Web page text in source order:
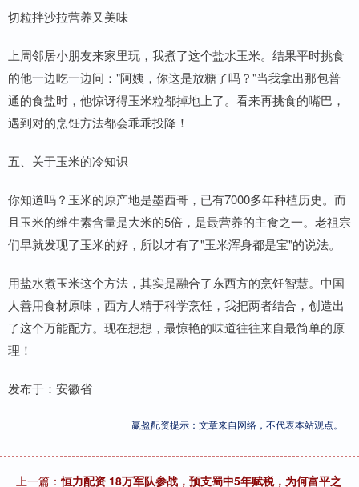
切粒拌沙拉营养又美味
上周邻居小朋友来家里玩，我煮了这个盐水玉米。结果平时挑食
的他一边吃一边问："阿姨，你这是放糖了吗？"当我拿出那包普
通的食盐时，他惊讶得玉米粒都掉地上了。看来再挑食的嘴巴，
遇到对的烹饪方法都会乖乖投降！
五、关于玉米的冷知识
你知道吗？玉米的原产地是墨西哥，已有7000多年种植历史。而
且玉米的维生素含量是大米的5倍，是最营养的主食之一。老祖宗
们早就发现了玉米的好，所以才有了"玉米浑身都是宝"的说法。
用盐水煮玉米这个方法，其实是融合了东西方的烹饪智慧。中国
人善用食材原味，西方人精于科学烹饪，我把两者结合，创造出
了这个万能配方。现在想想，最惊艳的味道往往来自最简单的原
理！
发布于：安徽省
赢盈配资提示：文章来自网络，不代表本站观点。
上一篇：恒力配资 18万军队参战，预支蜀中5年赋税，为何富平之